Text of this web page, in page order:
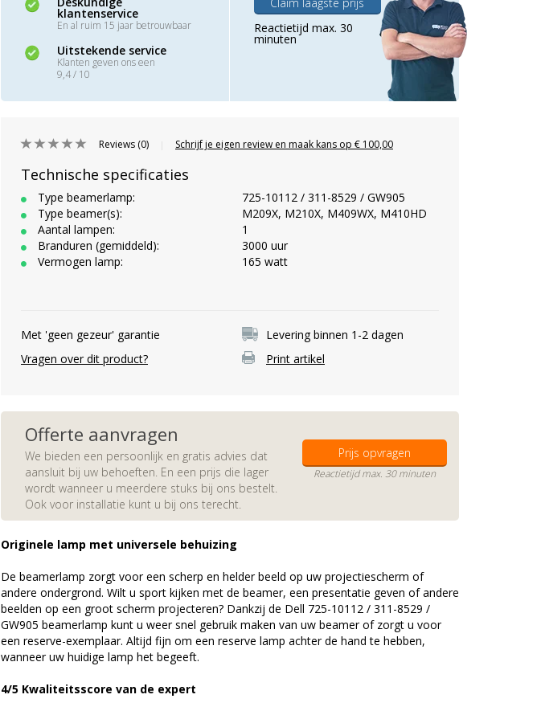
klantenservice
En al ruim 15 jaar betrouwbaar
Uitstekende service
Klanten geven ons een
9,4 / 10
Reactietijd max. 30
minuten
Reviews (0) Schrijf je eigen review en maak kans op € 100,00
Technische specificaties
Type beamerlamp:
725-10112 / 311-8529 / GW905
Type beamer(s):
M209X, M210X, M409WX, M410HD
Aantal lampen:
1
Branduren (gemiddeld):
3000 uur
Vermogen lamp:
165 watt
Met 'geen gezeur' garantie
Levering binnen 1-2 dagen
Vragen over dit product?
Print artikel
Offerte aanvragen
We bieden een persoonlijk en gratis advies dat
aansluit bij uw behoeften. En een prijs die lager
wordt wanneer u meerdere stuks bij ons bestelt.
Ook voor installatie kunt u bij ons terecht.
Prijs opvragen
Reactietijd max. 30 minuten
Originele lamp met universele behuizing
De beamerlamp zorgt voor een scherp en helder beeld op uw projectiescherm of
andere ondergrond. Wilt u sport kijken met de beamer, een presentatie geven of andere
beelden op een groot scherm projecteren? Dankzij de Dell 725-10112 / 311-8529 /
GW905 beamerlamp kunt u weer snel gebruik maken van uw beamer of zorgt u voor
een reserve-exemplaar. Altijd fijn om een reserve lamp achter de hand te hebben,
wanneer uw huidige lamp het begeeft.
4/5 Kwaliteitsscore van de expert